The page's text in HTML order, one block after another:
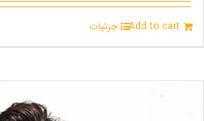
Add to cart جزئیات